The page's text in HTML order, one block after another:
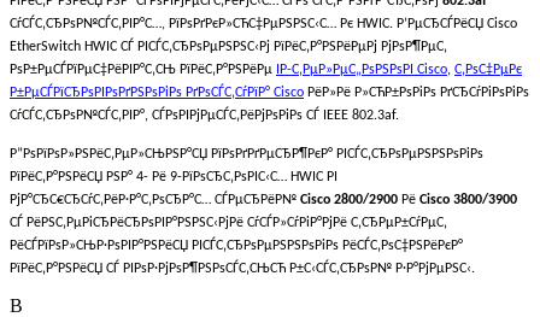
СѓСЃС‚СЂРѕР№СЃС‚РІР°С…, РїРѕРґРєР»СЋС‡РµРЅРЅС‹С… Рє HWIC. Р’РµСЂСЃРёСЏ Cisco
EtherSwitch HWIC СЃ РІСЃС‚СЂРѕРµРЅРЅС‹Рј РїРёС‚Р°РЅРёРµРј РјРѕР¶РµС‚
РѕР±РµСЃРїРµС‡РёРІР°С‚СЊ РїРёС‚Р°РЅРёРµ
IP-С‚РµР»РµС„РѕРЅРѕРІ Cisco, С‚РѕС‡РµРє
Р±РµСЃРїСЂРѕРІРѕРґРЅРѕРіРѕ РґРѕСЃС‚СѓРїР° Cisco РёР»Рё Р»СЋР±РѕРіРѕ РґСЂСѓРіРѕРіРѕ
СѓСЃС‚СЂРѕР№СЃС‚РІР°, СЃРѕРІРјРµСЃС‚РёРјРѕРіРѕ СЃ IEEE 802.3af.
Р”РѕРїРѕР»РЅРёС‚РµР»СЊРЅР°СЏ РїРѕРґРґРµСЂР¶РєР° РІСЃС‚СЂРѕРµРЅРЅРѕРіРѕ
РїРёС‚Р°РЅРёСЏ РЅР° 4- Рё 9-РїРѕСЂС‚РѕРІС‹С… HWIC РІ
РјР°СЂС€СЂСѓС‚РёР·Р°С‚РѕСЂР°С… СЃРµСЂРёР№ Cisco 2800/2900 Рё Cisco 3800/3900
СЃ РёРЅС‚РµРіСЂРёСЂРѕРІР°РЅРЅС‹РјРё СѓСЃР»СѓРіР°РјРё С‚СЂРµР±СѓРµС‚
РёСЃРїРѕР»СЊР·РѕРІР°РЅРёСЏ РІСЃС‚СЂРѕРµРЅРЅРѕРіРѕ РёСЃС‚РѕС‡РЅРёРєР°
РїРёС‚Р°РЅРёСЏ СЃ РІРѕР·РјРѕР¶РЅРѕСЃС‚СЊСЋ Р±С‹СЃС‚СЂРѕР№ Р·Р°РјРµРЅС‹.
В